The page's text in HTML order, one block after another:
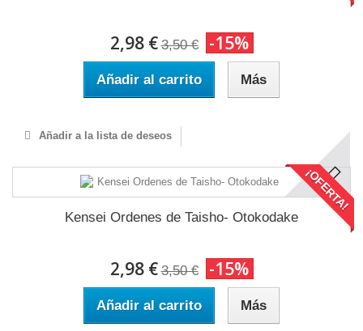
2,98 € 3,50 € -15%
Añadir al carrito Más
Añadir a la lista de deseos
¡OFERTA!
Kensei Ordenes de Taisho- Otokodake
2,98 € 3,50 € -15%
Añadir al carrito Más